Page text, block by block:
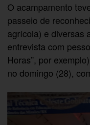
O acampamento
passeio de
agrícola) e diversas
entrevista com
Horas”, por
no domingo (28),